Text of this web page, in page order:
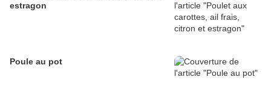
estragon
Poule au pot